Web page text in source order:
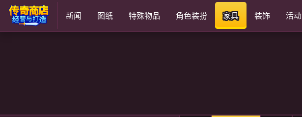
新闻 图纸 特殊物品 角色装扮 家具 装饰 活动